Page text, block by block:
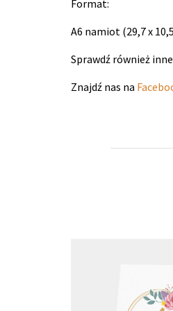
Format:
A6 namiot (29,7 x
Sprawdź również inne
Znajdź nas na